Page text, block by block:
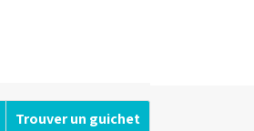
Trouver un guichet